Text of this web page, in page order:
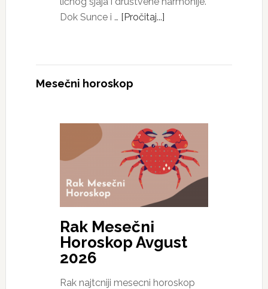
Dok Sunce i … [Pročitaj...]
Mesečni horoskop
Rak Mesečni
Horoskop Avgust
2026
Rak najtcniji mesecni horoskop